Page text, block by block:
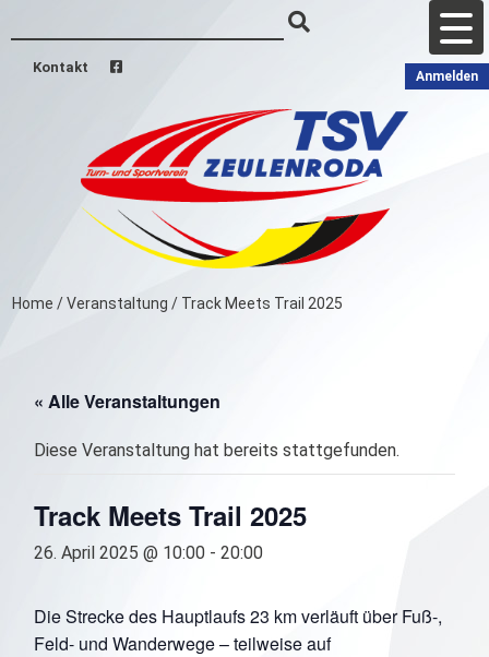
Kontakt
Anmelden
Home /Veranstaltung / Track Meets Trail 2025
« Alle Veranstaltungen
Diese Veranstaltung hat bereits stattgefunden.
Track Meets Trail 2025
26. April 2025 @ 10:00 -20:00
Die Strecke des Hauptlaufs 23 km verläuft über Fuß-,
Feld- und Wanderwege – teilweise auf